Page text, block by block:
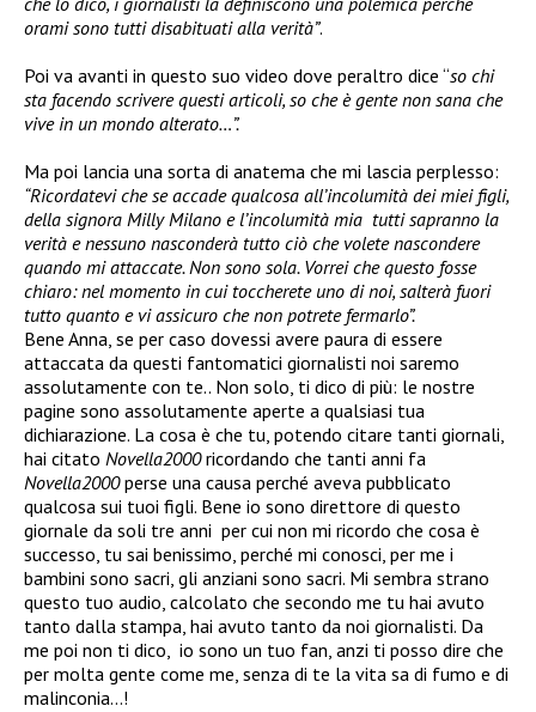
orami sono tutti disabituati alla verità”.
Poi va avanti in questo suo video dove peraltro dice “so chi
sta facendo scrivere questi articoli, so che è gente non sana che
vive in un mondo alterato…”.
Ma poi lancia una sorta di anatema che mi lascia perplesso:
“Ricordatevi che se accade qualcosa all’incolumità dei miei figli,
della signora Milly Milano e l’incolumità mia tutti sapranno la
verità e nessuno nasconderà tutto ciò che volete nascondere
quando mi attaccate. Non sono sola. Vorrei che questo fosse
chiaro: nel momento in cui toccherete uno di noi, salterà fuori
tutto quanto e vi assicuro che non potrete fermarlo”.
Bene Anna, se per caso dovessi avere paura di essere
attaccata da questi fantomatici giornalisti noi saremo
assolutamente con te.. Non solo, ti dico di più: le nostre
pagine sono assolutamente aperte a qualsiasi tua
dichiarazione. La cosa è che tu, potendo citare tanti giornali,
hai citato Novella2000ricordando che tanti anni fa
Novella2000perse una causa perché aveva pubblicato
qualcosa sui tuoi figli. Bene io sono direttore di questo
giornale da soli tre anni per cui non mi ricordo che cosa è
successo, tu sai benissimo, perché mi conosci, per me i
bambini sono sacri, gli anziani sono sacri. Mi sembra strano
questo tuo audio, calcolato che secondo me tu hai avuto
tanto dalla stampa, hai avuto tanto da noi giornalisti. Da
me poi non ti dico, io sono un tuo fan, anzi ti posso dire che
per molta gente come me, senza di te la vita sa di fumo e di
malinconia…!